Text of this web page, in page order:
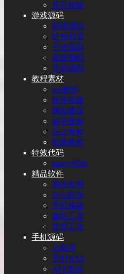
其它模板
游戏源码
棋牌源码
红包扫雷
手游源码
端游源码
页游源码
教程素材
seo教程
软件搭建
网站建设
自学教程
办公教程
电商教程
特效代码
jquery特效
精品软件
系统应用
办公软件
手机移动
建站工具
常用工具
手机源码
小程序
手机WAP
APP源码